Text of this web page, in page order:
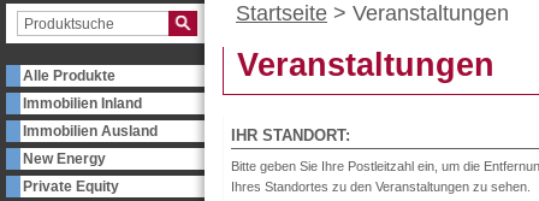
Alle Produkte
Immobilien Inland
Immobilien Ausland
New Energy
Private Equity
Startseite > Veranstaltungen
Veranstaltungen
IHR STANDORT:
Bitte geben Sie Ihre Postleitzahl ein, um die
Ihres Standortes zu den Veranstaltungen zu sehen.